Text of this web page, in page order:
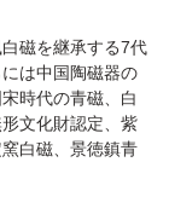
承する7代
は中国陶磁器の
時代の青磁、白
文化財認定、紫
白磁、景徳鎮青